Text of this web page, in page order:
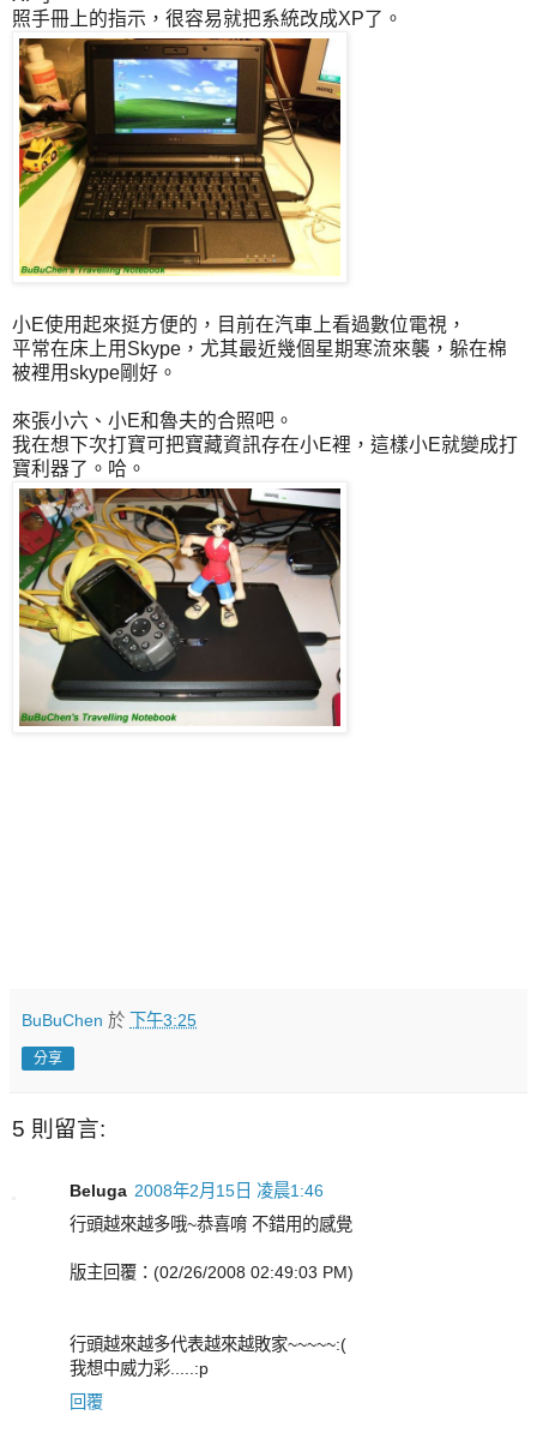
照手冊上的指示，很容易就把系統改成XP了。
小E使用起來挺方便的，目前在汽車上看過數位電視，
平常在床上用Skype，尤其最近幾個星期寒流來襲，躲在棉
被裡用skype剛好。
來張小六、小E和魯夫的合照吧。
我在想下次打寶可把寶藏資訊存在小E裡，這樣小E就變成打
寶利器了。哈。
BuBuChen 於 下午3:25
分享
5 則留言:
Beluga 2008年2月15日 凌晨1:46
行頭越來越多哦~恭喜唷 不錯用的感覺
版主回覆：(02/26/2008 02:49:03 PM)
行頭越來越多代表越來越敗家~~~~~:(
我想中威力彩.....:p
回覆